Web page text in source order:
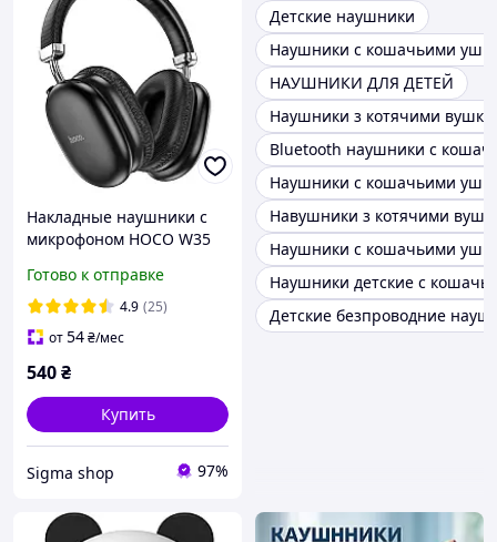
Накладные наушники с
микрофоном HOCO W35
карта/до 90 часов
Черный (26564)
Готово к отправке
4.9 (25)
от54₴/мес
540₴
Купить
Sigma shop 97%
Детские наушники
Наушники с кошачьими
НАУШНИКИ ДЛЯ ДЕТЕЙ
Наушники з котячими
Bluetooth наушники с
Наушники с кошачьими
Навушники з котячими
Наушники с кошачьими
Наушники детские с
Детские безпроводние